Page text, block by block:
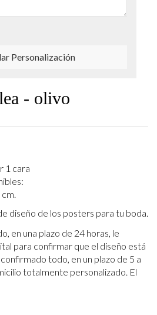
Personalización
- olivo
1 cara
diseño de los posters para tu boda.
en una plazo de 24 horas, le
para confirmar que el diseño está
todo, en un plazo de 5 a
totalmente personalizado. El